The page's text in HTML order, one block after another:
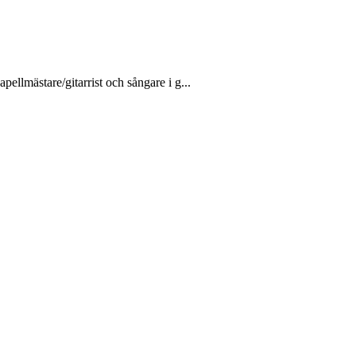
gitarrist och sångare i g...